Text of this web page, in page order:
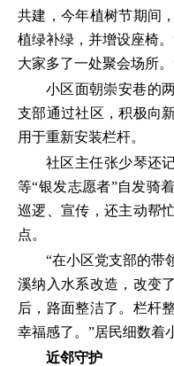
共建，今年植树节期间
植绿补绿，并增设座椅
大家多了一处聚会场所。
小区面朝崇安巷的
支部通过社区，积极向
用于重新安装栏杆。
社区主任张少琴还
等“银发志愿者”自发骑
巡逻、宣传，还主动帮
点。
“在小区党支部的带
溪纳入水系改造，改变
后，路面整洁了。栏杆
幸福感了。”居民细数着
近邻守护